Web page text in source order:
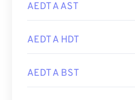
AEDT A AST
AEDT A HDT
AEDT A BST